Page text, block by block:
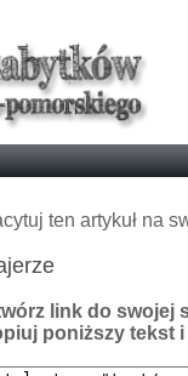
ten artykuł na
link do swojej
poniższy tekst